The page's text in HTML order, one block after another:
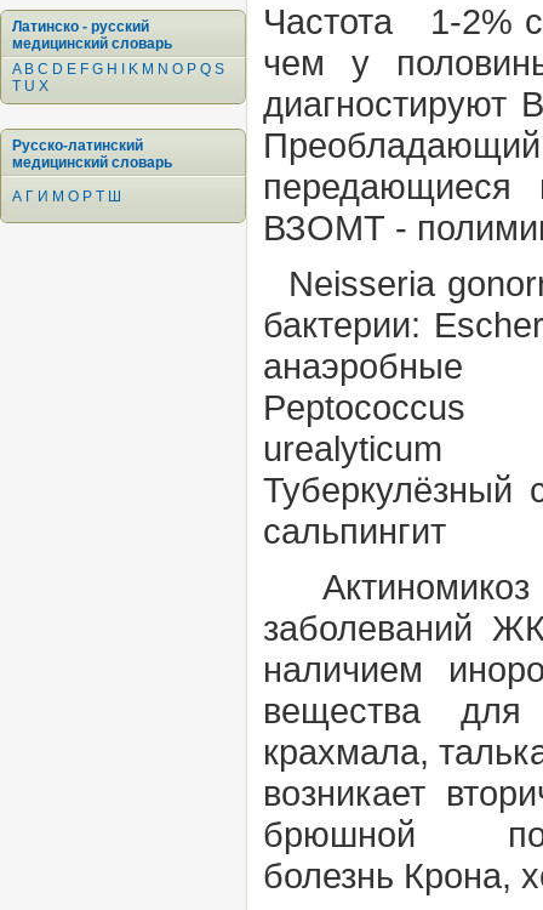
Латинско - русский
медицинский словарь
A B C D E F G H K M N O P Q S
T U X
Русско-латинский
медицинский словарь
А Г И М О Р Т Ш
Частота
1-2%
чем у
диагностируют
ВЗОМТ -
Neisseria
бактерии:
Peptococcus
urealyticum
сальпингит
Актиномикоз
заболеваний
наличием
вещества для
крахмала,
возникает
брюшной
болезнь Крона,